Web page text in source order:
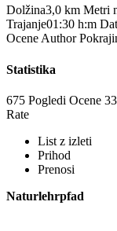
Dolžina3,0 km Metri
Trajanje01:30 h:m
Ocene Author
Statistika
675 Pogledi Ocene
Rate
List z izleti
Prihod
Prenosi
Naturlehrpfad